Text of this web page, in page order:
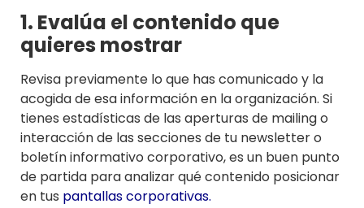
1. Evalúa el contenido que
quieres mostrar
Revisa previamente lo que has comunicado y la
acogida de esa información en la organización. Si
tienes estadísticas de las aperturas de mailing o
interacción de las secciones de tu newsletter o
boletín informativo corporativo, es un buen punto
de partida para analizar qué contenido posicionar
en tus pantallas corporativas.